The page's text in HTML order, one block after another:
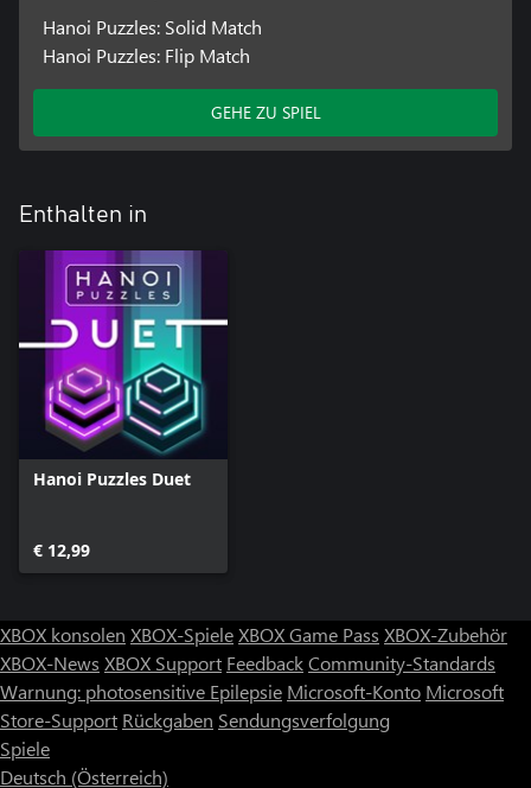
Hanoi Puzzles: Solid Match
Hanoi Puzzles: Flip Match
GEHE ZU SPIEL
Enthalten in
Hanoi Puzzles Duet
€ 12,99
XBOX konsolen XBOX-SpieleXBOX Game Pass XBOX-Zubehör
XBOX-News XBOX Support FeedbackCommunity-Standards
Warnung: photosensitive Epilepsie Microsoft-Konto Microsoft
Store-Support Rückgaben Sendungsverfolgung
Spiele
Deutsch (Österreich)